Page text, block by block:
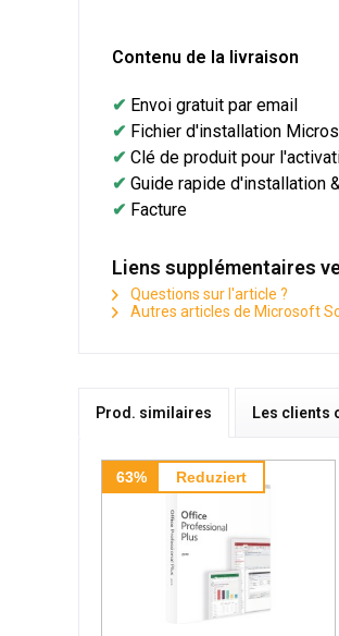
Contenu de la livraison
✔ Envoi gratuit par email
✔ Fichier d'installation
✔ Clé de produit pour
✔ Guide rapide d'installation
✔ Facture
Liens supplémentaires
Questions sur l'article ?
Autres articles de Microsoft
Prod. similaires Les clients
63% Reduziert